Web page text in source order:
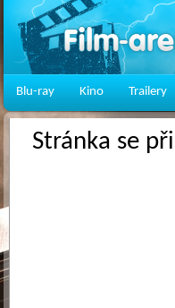
Blu-ray Kino Trailery
Stránka se